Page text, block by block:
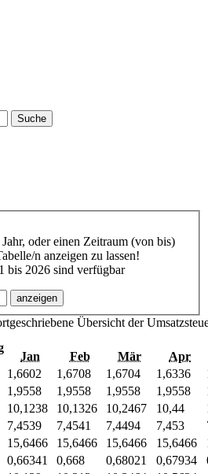
Suche
oder einen Zeitraum (von bis)
n anzeigen zu lassen!
bis 2026 sind verfügbar
Übersicht der
Jan Feb Mär
Apr
1,6602 1,6708 1,6704 1,6336
1,9558 1,9558 1,9558 1,9558
10,1238 10,1326 10,2467 10,44
7,4539 7,4541 7,4494 7,453
15,6466 15,6466 15,6466 15,6466
0,66341 0,668 0,68021 0,67934